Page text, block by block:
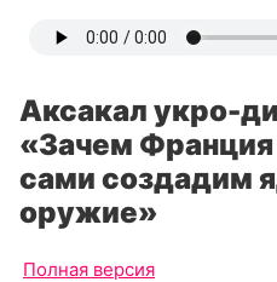
Аксакал укро-
«Зачем
сами создадим
оружие»
Полная версия